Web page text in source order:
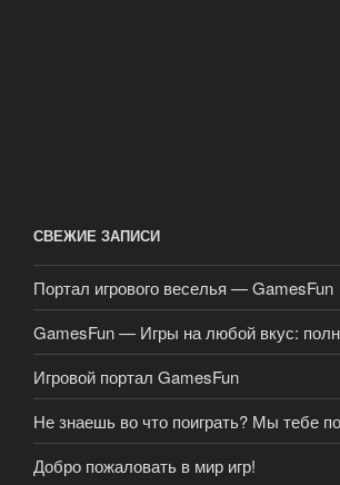
СВЕЖИЕ ЗАПИСИ
Портал игрового веселья — GamesFun
GamesFun — Игры на любой вкус:
Игровой портал GamesFun
Не знаешь во что поиграть? Мы тебе
Добро пожаловать в мир игр!